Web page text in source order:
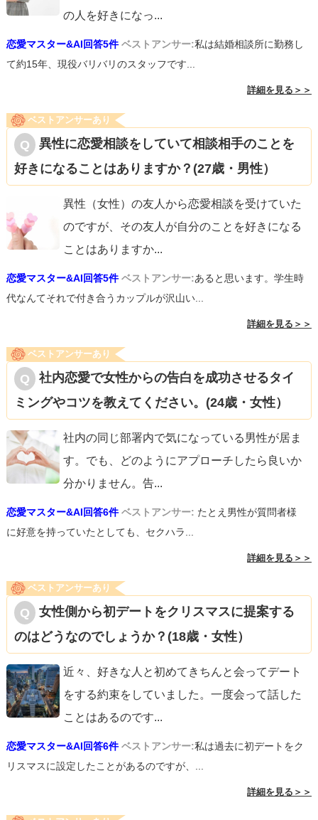
の人を好きになっ...
恋愛マスター&AI回答5件 ベストアンサー:私は結婚相談所に勤務し
て約15年、現役バリバリのスタッフです...
詳細を見る＞＞
ベストアンサーあり
異性に恋愛相談をしていて相談相手のことを
好きになることはありますか？(27歳・男性）
異性（女性）の友人から恋愛相談を受けていた
のですが、その友人が自分のことを好きになる
ことはありますか...
恋愛マスター&AI回答5件 ベストアンサー:あると思います。学生時
代なんてそれで付き合うカップルが沢山い...
詳細を見る＞＞
ベストアンサーあり
社内恋愛で女性からの告白を成功させるタイ
ミングやコツを教えてください。(24歳・女性）
社内の同じ部署内で気になっている男性が居ま
す。でも、どのようにアプローチしたら良いか
分かりません。告...
恋愛マスター&AI回答6件 ベストアンサー: たとえ男性が質問者様
に好意を持っていたとしても、セクハラ...
詳細を見る＞＞
ベストアンサーあり
女性側から初デートをクリスマスに提案する
のはどうなのでしょうか？(18歳・女性）
近々、好きな人と初めてきちんと会ってデート
をする約束をしていました。一度会って話した
ことはあるのです...
恋愛マスター&AI回答6件 ベストアンサー:私は過去に初デートをク
リスマスに設定したことがあるのですが、...
詳細を見る＞＞